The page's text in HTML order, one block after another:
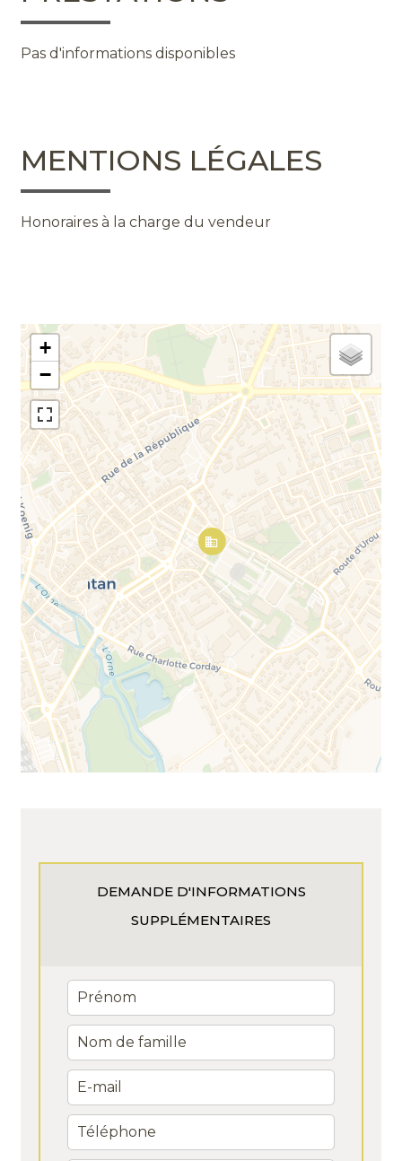
Pas d'informations disponibles
MENTIONS LÉGALES
Honoraires à la charge du vendeur
+
−
DEMANDE D'INFORMATIONS
SUPPLÉMENTAIRES